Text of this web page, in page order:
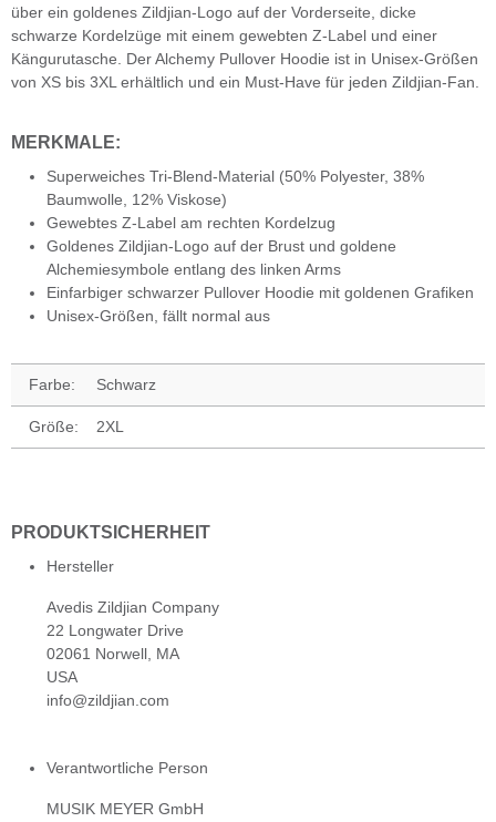
über ein goldenes Zildjian-Logo auf der Vorderseite, dicke
schwarze Kordelzüge mit einem gewebten Z-Label und einer
Kängurutasche. Der Alchemy Pullover Hoodie ist in Unisex-Größen
von XS bis 3XL erhältlich und ein Must-Have für jeden Zildjian-Fan.
MERKMALE:
Superweiches Tri-Blend-Material (50% Polyester, 38%
Baumwolle, 12% Viskose)
Gewebtes Z-Label am rechten Kordelzug
Goldenes Zildjian-Logo auf der Brust und goldene
Alchemiesymbole entlang des linken Arms
Einfarbiger schwarzer Pullover Hoodie mit goldenen Grafiken
Unisex-Größen, fällt normal aus
Farbe: Schwarz
Größe: 2XL
PRODUKTSICHERHEIT
Hersteller
Avedis Zildjian Company
22 Longwater Drive
02061 Norwell, MA
USA
info@zildjian.com
Verantwortliche Person
MUSIK MEYER GmbH